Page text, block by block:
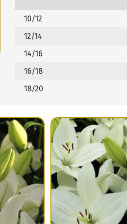
10/12
12/14
14/16
16/18
18/20